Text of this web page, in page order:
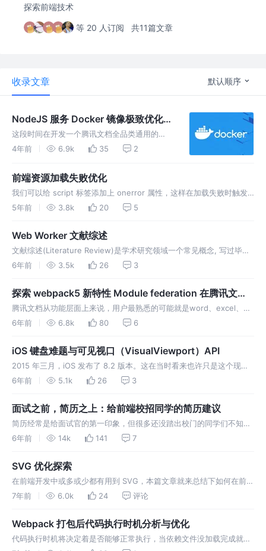
探索前端技术
等 20 人订阅 共11篇文章
收录文章 默认顺序
NodeJS 服务 Docker 镜像极致优化指
北
这段时间在开发一个腾讯文档全品类通用的
HTML 动态服务，为了方便各品类接入的生成
的方式来固定服务内容，统一进行制品版本的管
4年前 6.9k 35 2
前端资源加载失败优化
我们可以给 script 标签添加上 onerror 属性，这样在加载失败时触发
事件回调，从而捕捉到异常。 并且，借助构建工具( 如 webpack 的
script 标签自动化注…
5年前 3.8k 20 5
Web Worker 文献综述
文献综述(Literature Review)是学术研究领域一个常见概念, 写过毕业
论文的同学应该还有印象. 它向读者介绍与主题有关的详细资料、动
落地到了大型复杂前端项目. 开源了 Worker 通信…
6年前 3.5k 26 3
探索 webpack5 新特性 Module federation 在腾讯文档
的应用
腾讯文档从功能层面上来说，用户最熟悉的可能就是word、excel、
ppt、表单这四个大品类，四个品类彼此独立，可能由不同的团队主要
护，好像事情就很简单，但是现实情况实际上却复杂很多。我们来看一
个场景： 对于复杂的权限…
6年前 6.8k 80 6
iOS 键盘难题与可见视口（VisualViewport）API
2015 年三月，iOS 发布了 8.2 版本。这在当时看来也许只是这个现代
的操作系统的一次小更新，但在 Web 开发者眼里，有些微妙的问题产
Web 开发者都非常清楚，在 window 全局对象上的 inn…
6年前 5.1k 26 3
面试之前，简历之上：给前端校招同学的简历建议
简历经常是给面试官的第一印象，但很多还没踏出校门的同学们不知道
怎么写好简历，我时常有拿着一份简历不知道该怎么面试他的情况。而
短的时间内吸引到注意力，那很容易就被漏过了，因为这样被淘汰岂不
可惜。 大公司经常有技术评审的…
6年前 14k 141 7
SVG 优化探索
在前端开发中或多或少都有用到 SVG，本篇文章就来总结下如何在前端
项目中使用 SVG，每种使用方式的优缺点分析，以及对 SVG 的一些优
基于可扩展标记语言（XML），用于描述二维矢量图形的…
7年前 6.0k 24 评论
Webpack 打包后代码执行时机分析与优化
代码执行时机将决定着是否能够正常执行，当依赖文件没加载完成就开